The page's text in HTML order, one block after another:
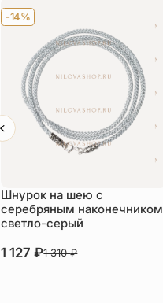
-14%
Шнурок на шею с
серебряным наконечником
светло-серый
1 127₽1 310₽